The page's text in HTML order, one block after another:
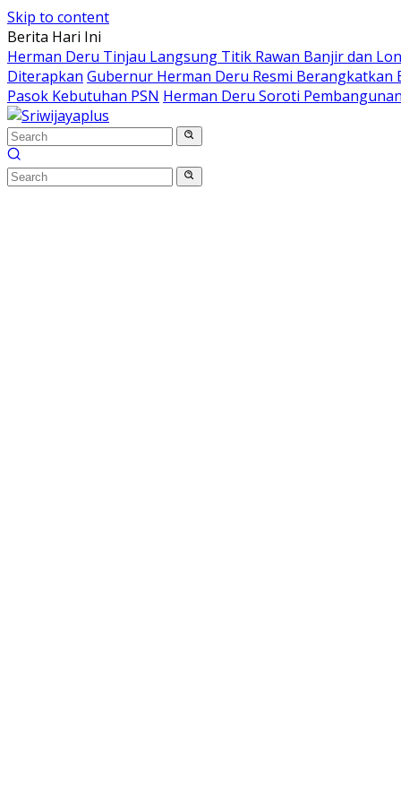
Skip to content
Berita Hari Ini
Herman Deru Tinjau Langsung Titik Rawan Banjir dan
Diterapkan Gubernur Herman Deru Resmi Berangkatkan
Pasok Kebutuhan PSN Herman Deru Soroti